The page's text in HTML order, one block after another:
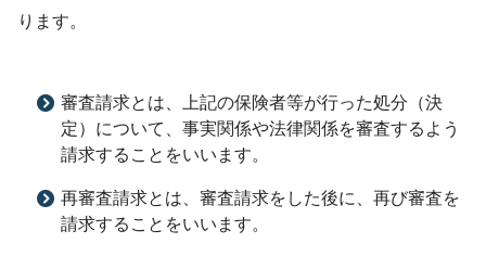
ります。
審査請求とは、上記の保険者等が行った処分（決
定）について、事実関係や法律関係を審査するよう
請求することをいいます。
再審査請求とは、審査請求をした後に、再び審査を
請求することをいいます。